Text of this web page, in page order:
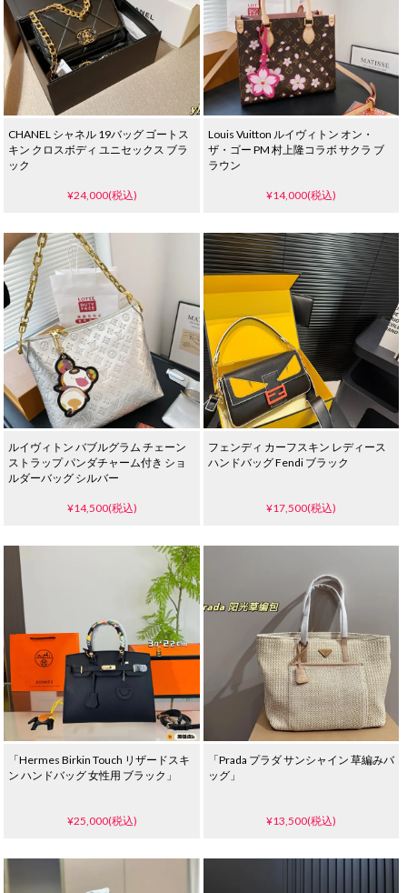
CHANEL シャネル 19バッグ ゴートス
キン クロスボディ ユニセックス ブラ
ック
¥24,000(税込)
Louis Vuitton ルイヴィトン オン・
ザ・ゴー PM 村上隆コラボ サクラ ブ
ラウン
¥14,000(税込)
ルイヴィトン バブルグラム チェーン
ストラップ パンダチャーム付き ショ
ルダーバッグ シルバー
¥14,500(税込)
フェンディ カーフスキン レディース
ハンドバッグ Fendi ブラック
¥17,500(税込)
「Hermes Birkin Touch リザードスキ
ン ハンドバッグ 女性用 ブラック」
¥25,000(税込)
「Prada プラダ サンシャイン 草編みバ
ッグ」
¥13,500(税込)